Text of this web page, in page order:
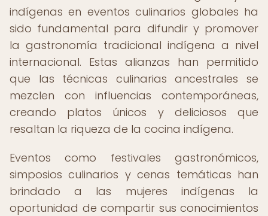
indígenas en eventos culinarios globales ha
sido fundamental para difundir y promover
la gastronomía tradicional indígena a nivel
internacional. Estas alianzas han permitido
que las técnicas culinarias ancestrales se
mezclen con influencias contemporáneas,
creando platos únicos y deliciosos que
resaltan la riqueza de la cocina indígena.
Eventos como festivales gastronómicos,
simposios culinarios y cenas temáticas han
brindado a las mujeres indígenas la
oportunidad de compartir sus conocimientos